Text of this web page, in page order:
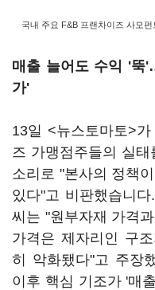
국내 주요 F&B 프랜차이즈 사모
매출 늘어도 수익 '뚝
가'
13일 <뉴스토마토>
즈 가맹점주들의 실
소리로 "본사의 정책
있다"고 비판했습니
씨는 "원부자재 가격
가격은 제자리인 구
히 악화됐다"고 주장
이후 핵심 기조가 '매